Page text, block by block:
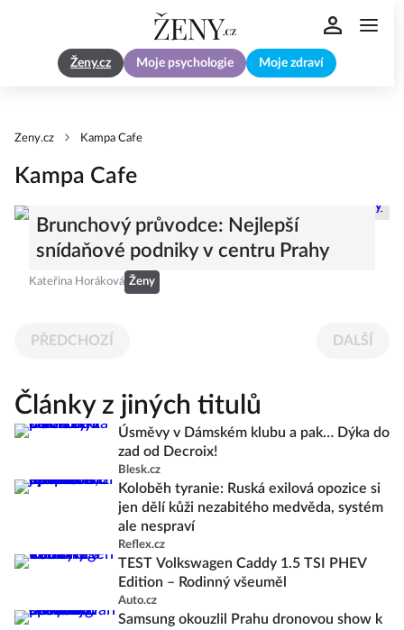
Ženy.cz Moje psychologie Moje zdraví
Zeny.cz Kampa Cafe
Kampa Cafe
Brunchový průvodce: Nejlepší
snídaňové podniky v centru Prahy
Kateřina Horáková Ženy
PŘEDCHOZÍ DALŠÍ
Články z jiných titulů
Úsměvy v Dámském klubu a pak… Dýka do
zad od Decroix!
Blesk.cz
Koloběh tyranie: Ruská exilová opozice si
jen dělí kůži nezabitého medvěda, systém
ale nespraví
Reflex.cz
TEST Volkswagen Caddy 1.5 TSI PHEV
Edition – Rodinný všeuměl
Auto.cz
Samsung okouzlil Prahu dronovou show k